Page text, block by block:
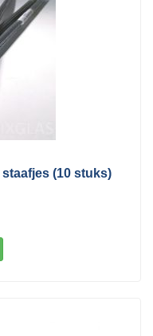
(10 stuks)